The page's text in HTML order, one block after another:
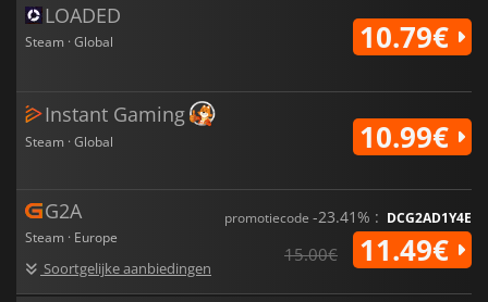
LOADED
Steam · Global 10.79€
Instant Gaming
Steam · Global 10.99€
G2A
Steam · Europe
Soortgelijke aanbiedingen
promotiecode -23.41% : DCG2AD1Y4E
15.00€ 11.49€